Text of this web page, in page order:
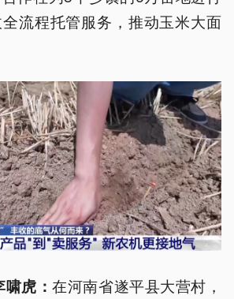
流程托管服务，推动玉米大面
啸虎：在河南省遂平县大营村，